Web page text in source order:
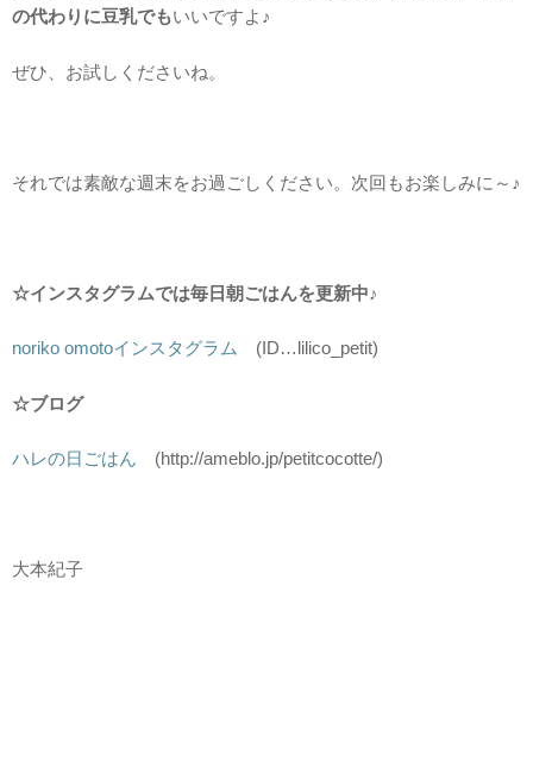
の代わりに豆乳でもいいですよ♪
ぜひ、お試しくださいね。
それでは素敵な週末をお過ごしください。次回もお楽しみに～♪
☆インスタグラムでは毎日朝ごはんを更新中♪
noriko omotoインスタグラム (ID…lilico_petit)
☆ブログ
ハレの日ごはん (http://ameblo.jp/petitcocotte/)
大本紀子